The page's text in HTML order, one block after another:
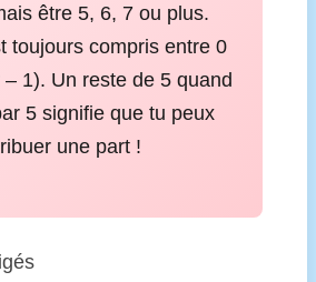
être 5, 6, 7 ou plus.
toujours compris entre 0
1). Un reste de 5 quand
5 signifie que tu peux
une part !